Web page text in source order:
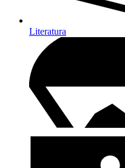
Literatura